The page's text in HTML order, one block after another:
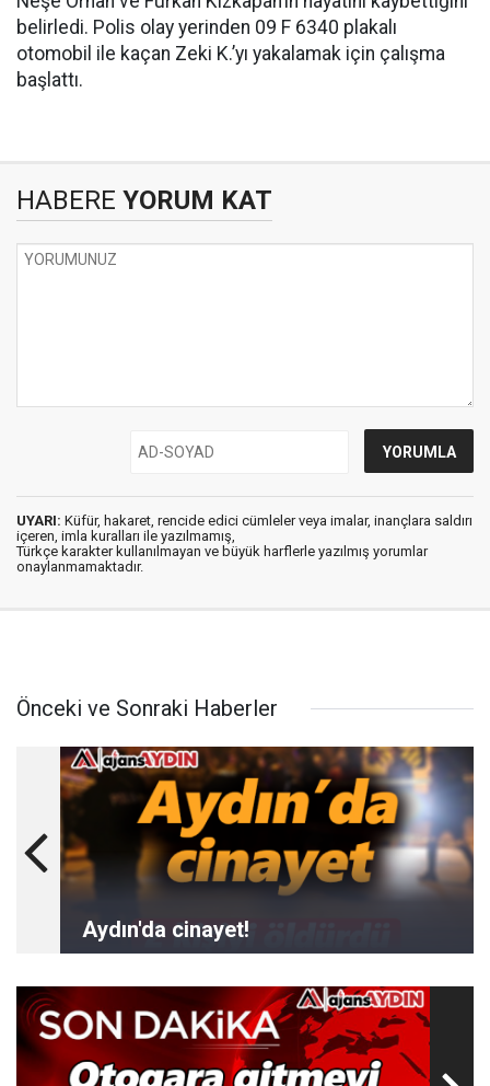
belirledi. Polis olay yerinden 09 F 6340 plakalı
otomobil ile kaçan Zeki K.’yı yakalamak için çalışma
başlattı.
HABERE YORUM KAT
UYARI: Küfür, hakaret, rencide edici cümleler veya imalar, inançlara saldırı
içeren, imla kuralları ile yazılmamış,
Türkçe karakter kullanılmayan ve büyük harflerle yazılmış yorumlar
onaylanmamaktadır.
Önceki ve Sonraki Haberler
Aydın'da cinayet!